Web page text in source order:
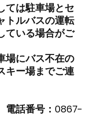
ては駐車場とセ
トルバスの運転
ている場合がご
場にバス不在の
キー場までご連
電話番号：0867-